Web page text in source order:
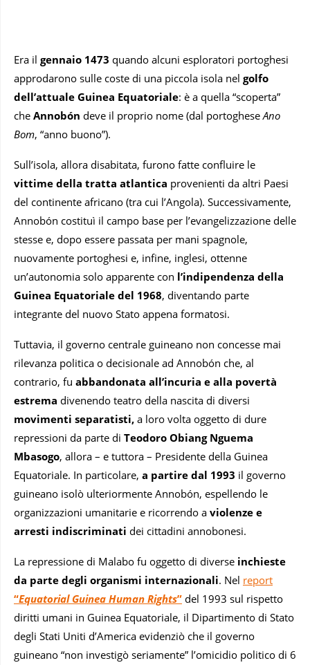
Era il gennaio 1473 quando alcuni esploratori portoghesi
approdarono sulle coste di una piccola isola nel golfo
dell’attuale Guinea Equatoriale: è a quella “scoperta”
che Annobón deve il proprio nome (dal portogheseAno
Bom, “anno buono”).
Sull’isola, allora disabitata, furono fatte confluire le
vittime della tratta atlantica provenienti da altri Paesi
del continente africano (tra cui l’Angola). Successivamente,
Annobón costituì il campo base per l’evangelizzazione delle
stesse e, dopo essere passata per mani spagnole,
nuovamente portoghesi e, infine, inglesi, ottenne
un’autonomia solo apparente con l’indipendenza della
Guinea Equatoriale del 1968, diventando parte
integrante del nuovo Stato appena formatosi.
Tuttavia, il governo centrale guineano non concesse mai
rilevanza politica o decisionale ad Annobón che, al
contrario, fu abbandonata all’incuria e alla povertà
estrema divenendo teatro della nascita di diversi
movimenti separatisti, a loro volta oggetto di dure
repressioni da parte di Teodoro Obiang Nguema
Mbasogo, allora – e tuttora – Presidente della Guinea
Equatoriale. In particolare, a partire dal 1993 il governo
guineano isolò ulteriormente Annobón, espellendo le
organizzazioni umanitarie e ricorrendo a violenze e
arresti indiscriminati dei cittadini annobonesi.
La repressione di Malabo fu oggetto di diverse inchieste
da parte degli organismi internazionali. Nel report
“Equatorial Guinea Human Rights” del 1993 sul rispetto
diritti umani in Guinea Equatoriale, il Dipartimento di Stato
degli Stati Uniti d’America evidenziò che il governo
guineano “non investigò seriamente” l’omicidio politico di 6